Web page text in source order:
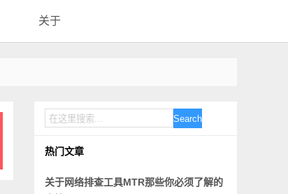
关于
Search
热门文章
关于网络排查工具MTR那些你必须了解的